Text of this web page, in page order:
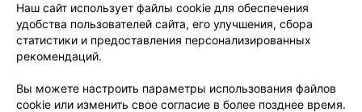
Отзыв. Большая благодарность офтальмологам
Александру Виталисовичу, Егору Михайловичу, Елене
Александровне, Татьяне Михайловне, которые вернули
нашей маме, бабушке, частично утраченное зрение и
устранили побочную проблему с давлением и
приглашенным специалистам кардиологам за
внимание и заботу. Всем сил, радости и удачи!
Наш сайт использует файлы cookie для обеспечения
удобства пользователей сайта, его улучшения, сбора
статистики и предоставления персонализированных
рекомендаций.
Вы можете настроить параметры использования файлов
cookie или изменить свое согласие в более позднее время.